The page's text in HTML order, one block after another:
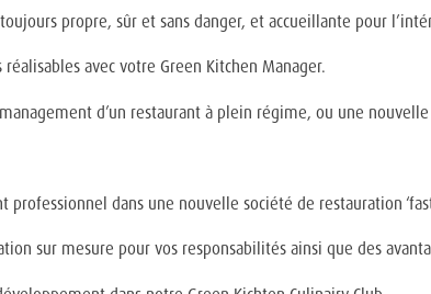
propre, sûr et sans danger, et accueillante pour
avec votre Green Kitchen Manager.
d’un restaurant à plein régime, ou une
dans une nouvelle société de restauration
sur mesure pour vos responsabilités ainsi que des